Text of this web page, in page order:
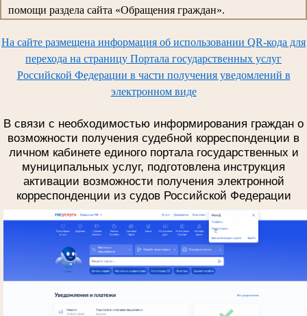
помощи раздела сайта «Обращения граждан».
На сайте размещена информация об использовании QR-кода для
перехода на страницу Портала государственных услуг
Российской Федерации в части получения уведомлений в
электронном виде
В связи с необходимостью информирования граждан о
возможности получения судебной корреспонденции в
личном кабинете единого портала государственных и
муниципальных услуг, подготовлена инструкция
активации возможности получения электронной
корреспонденции из судов Российской Федерации